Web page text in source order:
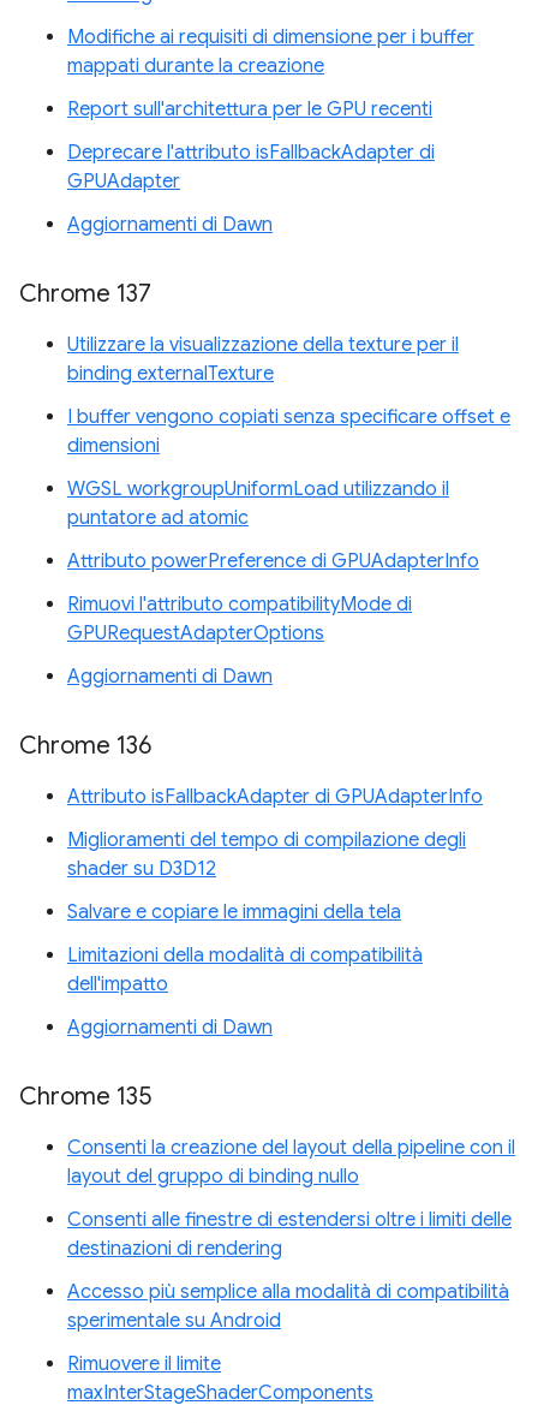
Modifiche ai requisiti di dimensione per i buffer
mappati durante la creazione
Report sull'architettura per le GPU recenti
Deprecare l'attributo isFallbackAdapter di
GPUAdapter
Aggiornamenti di Dawn
Chrome 137
Utilizzare la visualizzazione della texture per il
binding externalTexture
I buffer vengono copiati senza specificare offset e
dimensioni
WGSL workgroupUniformLoad utilizzando il
puntatore ad atomic
Attributo powerPreference di GPUAdapterInfo
Rimuovi l'attributo compatibilityMode di
GPURequestAdapterOptions
Aggiornamenti di Dawn
Chrome 136
Attributo isFallbackAdapter di GPUAdapterInfo
Miglioramenti del tempo di compilazione degli
shader su D3D12
Salvare e copiare le immagini della tela
Limitazioni della modalità di compatibilità
dell'impatto
Aggiornamenti di Dawn
Chrome 135
Consenti la creazione del layout della pipeline con il
layout del gruppo di binding nullo
Consenti alle finestre di estendersi oltre i limiti delle
destinazioni di rendering
Accesso più semplice alla modalità di compatibilità
sperimentale su Android
Rimuovere il limite
maxInterStageShaderComponents